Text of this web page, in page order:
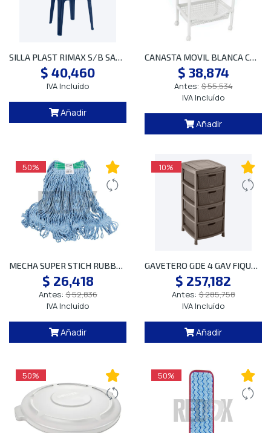
SILLA PLAST RIMAX S/B SAMBA AZUL REC
$ 40,460
IVA Incluído
Añadir
CANASTA MOVIL BLANCA CON RUEDAS 3 NIV SP
$ 38,874
Antes: $ 55,534
IVA Incluído
Añadir
50%
MECHA SUPER STICH RUBBERMAID 450G FGD21206 AZUL
$ 26,418
Antes: $ 52,836
IVA Incluído
Añadir
10%
GAVETERO GDE 4 GAV FIQUE MOCCA RIM 12550
$ 257,182
Antes: $ 285,758
IVA Incluído
Añadir
50% 50%